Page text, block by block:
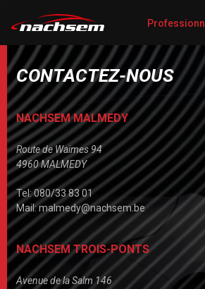
CONTACTEZ-NOUS
NACHSEM MALMEDY
Route de Waimes 94
4960 MALMEDY
Tel: 080/33 83 01
Mail: malmedy@nachsem.be
NACHSEM TROIS-PONTS
Avenue de la Salm 146